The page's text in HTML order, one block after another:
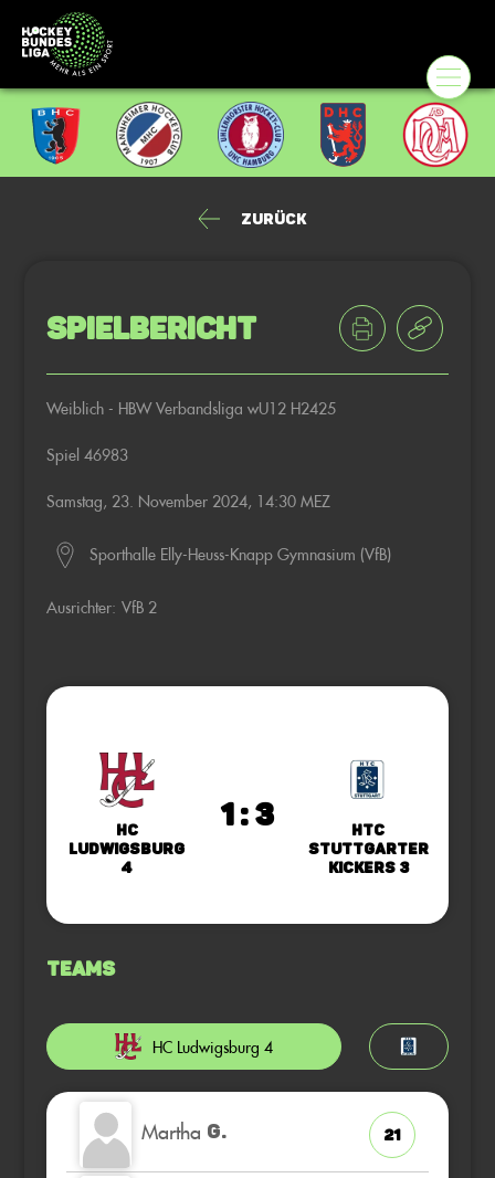
Zurück
Spielbericht
Weiblich - HBW Verbandsliga wU12 H2425
Spiel 46983
Samstag, 23. November 2024, 14:30 MEZ
Sporthalle Elly-Heuss-Knapp Gymnasium (VfB)
Ausrichter: VfB 2
HC
Ludwigsburg
4
1 : 3
HTC
Stuttgarter
Kickers 3
Teams
HC Ludwigsburg 4
Martha G. 21